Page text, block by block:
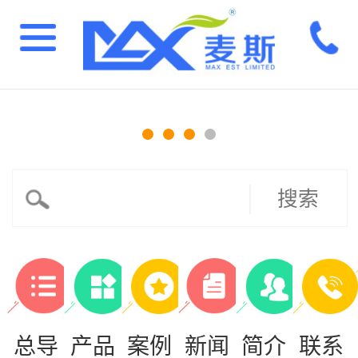
搜索
总导 产品 案例 新闻 简介 联系